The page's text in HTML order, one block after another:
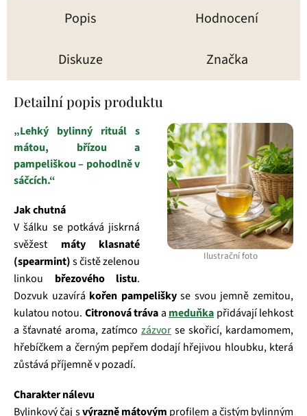
Popis Hodnocení
Diskuze Značka
Detailní popis produktu
Ilustrační foto
„Lehký bylinný rituál s
mátou, břízou a
pampeliškou – pohodlně v
sáčcích.“
Jak chutná
V šálku se potkává jiskrná
svěžest máty klasnaté
(spearmint)s čistě zelenou
linkou březového listu.
Dozvuk uzavírá kořen pampeliškyse svou jemně zemitou,
kulatou notou. Citronová trávaa meduňka přidávají lehkost
a šťavnaté aroma, zatímco zázvor se skořicí, kardamomem,
hřebíčkem a černým pepřem dodají hřejivou hloubku, která
zůstává příjemně v pozadí.
Charakter nálevu
Bylinkový čaj svýrazně mátovým profilem a čistým bylinným